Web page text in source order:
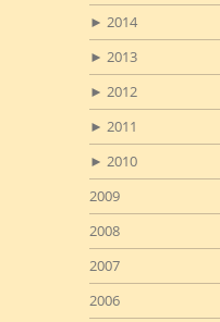
► 2014
► 2013
► 2012
► 2011
► 2010
2009
2008
2007
2006